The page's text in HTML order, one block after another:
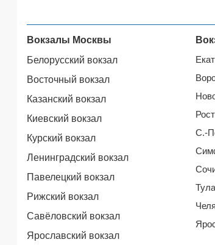
Вокзалы Москвы
Белорусский вокзал
Восточный вокзал
Казанский вокзал
Киевский вокзал
Курский вокзал
Ленинградский вокзал
Павелецкий вокзал
Рижский вокзал
Савёловский вокзал
Ярославский вокзал
С.-
Тула